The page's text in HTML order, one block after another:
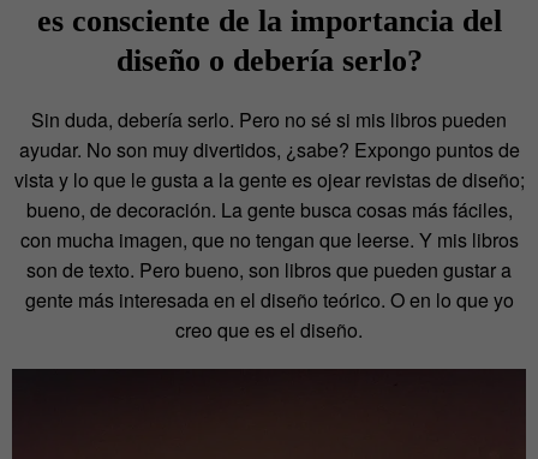
es consciente de la importancia del
diseño o debería serlo?
Sin duda, debería serlo. Pero no sé si mis libros pueden
ayudar. No son muy divertidos, ¿sabe? Expongo puntos de
vista y lo que le gusta a la gente es ojear revistas de diseño;
bueno, de decoración. La gente busca cosas más fáciles,
con mucha imagen, que no tengan que leerse. Y mis libros
son de texto. Pero bueno, son libros que pueden gustar a
gente más interesada en el diseño teórico. O en lo que yo
creo que es el diseño.